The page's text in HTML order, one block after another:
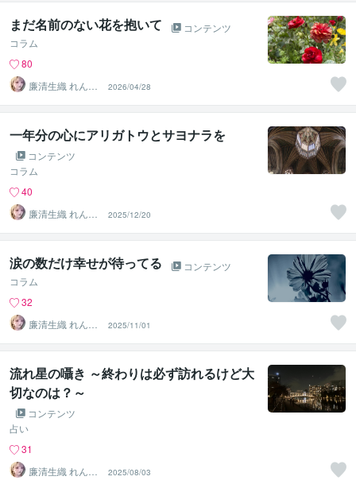
まだ名前のない花を抱いて
コンテンツ
コラム
80
廉清生織 れんせ
い さき
2026/04/28
一年分の心にアリガトウとサヨナラを
コンテンツ
コラム
40
廉清生織 れんせ
い さき
2025/12/20
涙の数だけ幸せが待ってる
コンテンツ
コラム
32
廉清生織 れんせ
い さき
2025/11/01
流れ星の囁き ～終わりは必ず訪れるけど大
切なのは？～
コンテンツ
占い
31
廉清生織 れんせ
い さき
2025/08/03